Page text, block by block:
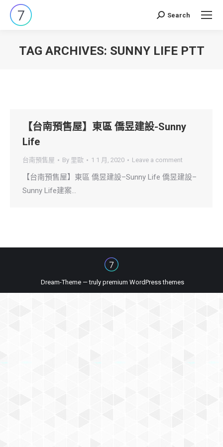
Search:
Search
TAG ARCHIVES: SUNNY LIFE PTT
【台南預售屋】東區 僑昱建設-Sunny
Life
台南預售屋 By 里歐 1 1 月, 2020 Leave a comment
【台南預售屋】東區 僑昱建設–Sunny Life 僑昱建設–
Sunny Life建案…
Dream-Theme — truly premium WordPress themes